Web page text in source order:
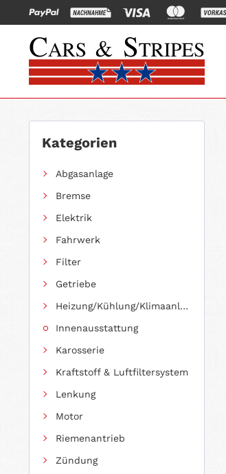
Kategorien
Abgasanlage
Bremse
Elektrik
Fahrwerk
Filter
Getriebe
Heizung/Kühlung/Klimaanlage
Innenausstattung
Karosserie
Kraftstoff & Luftfiltersystem
Lenkung
Motor
Riemenantrieb
Zündung